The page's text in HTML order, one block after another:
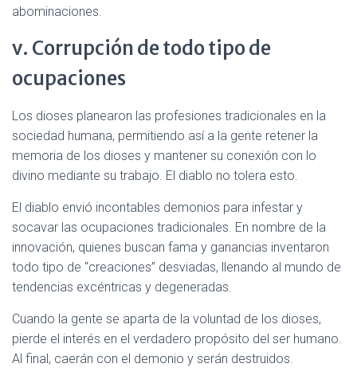
abominaciones.
v. Corrupción de todo tipo de
ocupaciones
Los dioses planearon las profesiones tradicionales en la
sociedad humana, permitiendo así a la gente retener la
memoria de los dioses y mantener su conexión con lo
divino mediante su trabajo. El diablo no tolera esto.
El diablo envió incontables demonios para infestar y
socavar las ocupaciones tradicionales. En nombre de la
innovación, quienes buscan fama y ganancias inventaron
todo tipo de “creaciones” desviadas, llenando al mundo de
tendencias excéntricas y degeneradas.
Cuando la gente se aparta de la voluntad de los dioses,
pierde el interés en el verdadero propósito del ser humano.
Al final, caerán con el demonio y serán destruidos.